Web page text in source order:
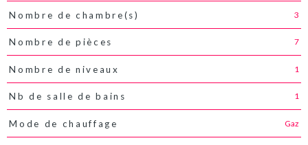
Nombre de chambre(s) 3
Nombre de pièces 7
Nombre de niveaux 1
Nb de salle de bains 1
Mode de chauffage Gaz